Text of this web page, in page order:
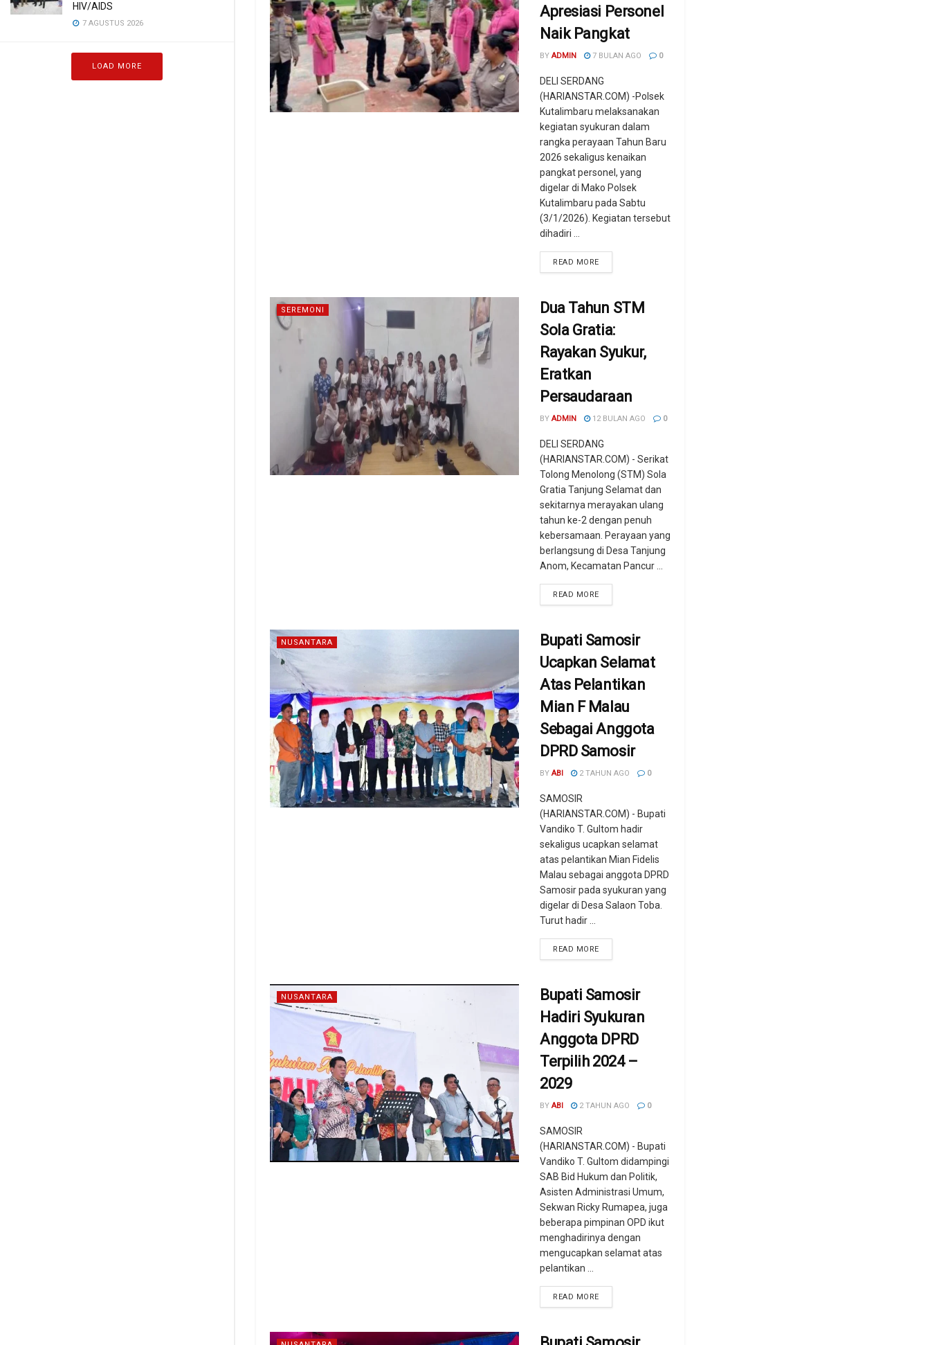
HIV/AIDS
7 AGUSTUS 2026
LOAD MORE
Apresiasi Personel
Naik Pangkat
BY ADMIN 7 BULAN AGO 0
DELI SERDANG
(HARIANSTAR.COM) -Polsek
Kutalimbaru melaksanakan
kegiatan syukuran dalam
rangka perayaan Tahun Baru
2026 sekaligus kenaikan
pangkat personel, yang
digelar di Mako Polsek
Kutalimbaru pada Sabtu
(3/1/2026). Kegiatan tersebut
dihadiri ...
READ MORE
SEREMONI
Dua Tahun STM
Sola Gratia:
Rayakan Syukur,
Eratkan
Persaudaraan
BY ADMIN 12 BULAN AGO 0
DELI SERDANG
(HARIANSTAR.COM) - Serikat
Tolong Menolong (STM) Sola
Gratia Tanjung Selamat dan
sekitarnya merayakan ulang
tahun ke-2 dengan penuh
kebersamaan. Perayaan yang
berlangsung di Desa Tanjung
Anom, Kecamatan Pancur ...
READ MORE
NUSANTARA
Bupati Samosir
Ucapkan Selamat
Atas Pelantikan
Mian F Malau
Sebagai Anggota
DPRD Samosir
BY ABI 2 TAHUN AGO 0
SAMOSIR
(HARIANSTAR.COM) - Bupati
Vandiko T. Gultom hadir
sekaligus ucapkan selamat
atas pelantikan Mian Fidelis
Malau sebagai anggota DPRD
Samosir pada syukuran yang
digelar di Desa Salaon Toba.
Turut hadir ...
READ MORE
NUSANTARA
Bupati Samosir
Hadiri Syukuran
Anggota DPRD
Terpilih 2024 –
2029
BY ABI 2 TAHUN AGO 0
SAMOSIR
(HARIANSTAR.COM) - Bupati
Vandiko T. Gultom didampingi
SAB Bid Hukum dan Politik,
Asisten Administrasi Umum,
Sekwan Ricky Rumapea, juga
beberapa pimpinan OPD ikut
menghadirinya dengan
mengucapkan selamat atas
pelantikan ...
READ MORE